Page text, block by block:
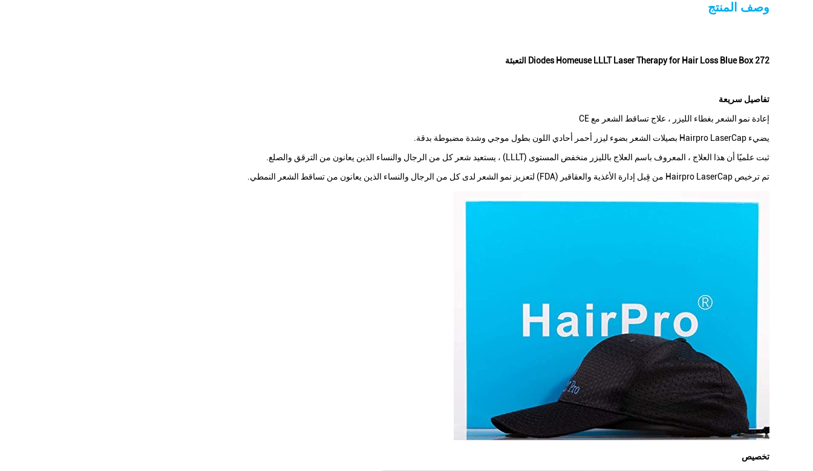
وصف المنتج
272 Diodes Homeuse LLLT Laser Therapy for Hair Loss Blue Box التعبئة
تفاصيل سريعة
إعادة نمو الشعر بغطاء الليزر ، علاج تساقط الشعر مع CE
يضيء Hairpro LaserCap بصيلات الشعر بضوء ليزر أحمر أحادي اللون بطول موجي وشدة مضبوطة بدقة.
ثبت علميًا أن هذا العلاج ، المعروف باسم العلاج بالليزر منخفض المستوى (LLLT) ، يستعيد شعر كل من الرجال والنساء الذين يعانون من الترقق والصلع.
تم ترخيص Hairpro LaserCap من قِبل إدارة الأغذية والعقاقير (FDA) لتعزيز نمو الشعر لدى كل من الرجال والنساء الذين يعانون من تساقط الشعر النمطي.
تخصيص